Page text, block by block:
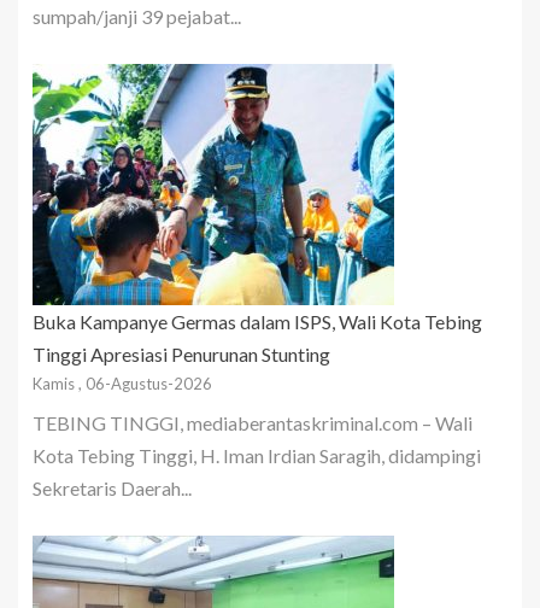
sumpah/janji 39 pejabat...
Buka Kampanye Germas dalam ISPS, Wali Kota Tebing
Tinggi Apresiasi Penurunan Stunting
Kamis , 06-Agustus-2026
TEBING TINGGI, mediaberantaskriminal.com – Wali
Kota Tebing Tinggi, H. Iman Irdian Saragih, didampingi
Sekretaris Daerah...